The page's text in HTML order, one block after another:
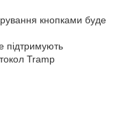
кнопками буде
підтримують
Tramp